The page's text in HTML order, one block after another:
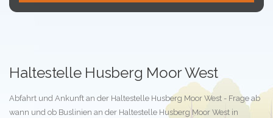
Haltestelle Husberg Moor West
Abfahrt und Ankunft an der Haltestelle Husberg Moor West - Frage ab
wann und ob Buslinien an der Haltestelle Husberg Moor West in